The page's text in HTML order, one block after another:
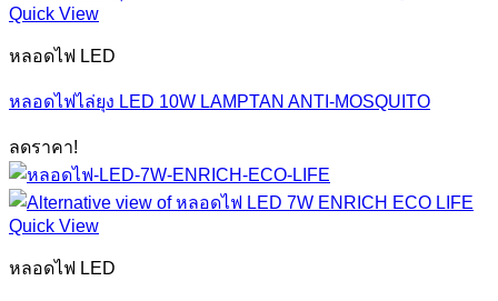
Quick View
หลอดไฟ LED
หลอดไฟไล่ยุง LED 10W LAMPTAN ANTI-MOSQUITO
ลดราคา!
Quick View
หลอดไฟ LED